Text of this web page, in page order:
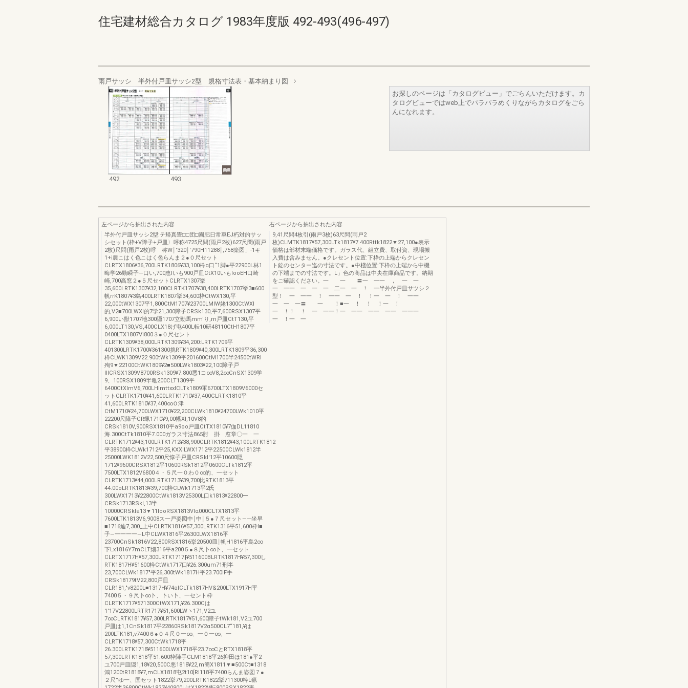
住宅建材総合カタログ 1983年度版 492-493(496-497)
雨戸サッシ 半外付戸皿サッシ2型 規格寸法表・基本納まり図
492 493
お探しのページは「カタログビュー」でごらんいただけます。カ
タログビューではweb上でパラパラめくりながらカタログをごら
んになれます。
左ページから抽出された内容
半外付戸皿サッシ2型:テ帰真畳□□団□園肥日常車EJ朽対的サッ
シセット(枠+V障子+戸皿〉呼称4725尺問(雨戸2枚)627尺問(雨戸
2枚)尺問(雨戸2枚)呼 称W￨′320￨′790H11288￨,758楽図」‐1キ
1+i農こはく色こはく色らんま２●０尺セット
CLRTX1806¥36,700LRTK1806¥33,100枠α口“1脚●平22900L林1
晦学26勁瞬子―口い,700恵lいも900戸皿CtX10いもlooEH口崎
崎,700高窓２●５尺セットCLRTX1307挙
35,600LRTK1307¥32,100CLRTK1707¥38,400LRTK1707挙3■600
帆rrK1807¥3島400LRTK1807挙34,600枠CtWX130,平
22,000tWX1307平1,800CtM1707¥23700LMlW姥1300CtWXl
的,V2■700LWXl的7学21,300障子CRSk130,平7,600RSX1307平
6,900い獣1707地300隠1707立勁馬mm'り,m戸皿CtT130,平
6,000LT130,VS,400CLX18げ屯400L転10研48110CtH1807平
0400LTX1807Vi800３●０尺セント
CLRTK1309¥38,000LRTК1309¥34,200:LRTK1709平
401300LRTK1700¥361300挑RTK1809¥40,300LRTK1809平36,300
枠CLWK1309V22.900tWk1309平201600CtM1700半24500tWRI
殉9▼22100CtWK1809¥2■500LWk1803¥22,100障子戸
lllCRSX1309V8700RSk1309¥7.800悪1コ∞V8,2∞CnSX1309学
9、100RSX1809半亀200CLT1309平
6400CtXlmV6,700LHlmttxxlCLTk1809軍6700LTX1809V6000セ
ットCLRTK1710¥41,600LRTK1710¥37,400CLRTK1810平
41,600LRTK1810¥37,400∞Ｏ津
CtM1710¥24,700LWX1710¥22,200CLWk1810¥24700LWk1010平
22200尺障子CR蝋1710¥9,00幡Xl,10V8的
CRSk1810V,900RSX1810平a9oo戸皿CtTX1810¥7伽DL11810
海.300CtTk1810平7.000ガラス寸法865肘 掛 窓章〇一 一
CLRTK1712¥43,100LRTK1712¥38,900CLRTK1812¥43,100LRTK1812
平38900枠CLWk1712平25,KXXlLWX1712平22500CLWk1812半
25000LWK1812V22,500尺惇子戸皿CRSkl′12平10600隠
1712¥9600CRSX1812平10600RSk1812平0600CLTk1812平
7500LTX1812V6800４・５尺一０わ０∞的、一セット
CLRTK1713¥44,000LRTK1713¥39,700比RTK1813平
44.00oLRTK1813¥39,700枠CLWk1713平2氏
300LWX1713¥22800CtWk1813V25300L口k1813¥22800ー
CRSk1713RSkl,13半
10000CRSkla13▼11looRSX1813Vlα000CLTX1813平
7600LTK1813V6,9008ス一戸姿図中￨中￨５●７尺セット――坐早
■1716迪7,300_上中CLRTK1816¥57,300LRTK1316平51,600枠l■
子―一一一一―L中CLWX1816平26300LWX1816平
23700CnSk1816V22,800RSX1816挙20500皿￨帆H1816平島2∞
下Lx1816Y7mCLT畑316平a200５●８尺卜∞卜、一セット
CLRTX1717H¥57,300LRTK1717‖¥511600BLRTK1817H¥57,300し
RTK1817H¥51600枠CtWk1717口¥26.300um71刑半
23,700CLWk1817"平26,300tWk1817H平23.700lF手
CRSk18179tV22,800戸皿
CLR181,"v8200L■1317H¥74alCLTk1817HV&200LTX1917H平
7400５・９尺卜∞卜、卜い卜、一セント枠
CLRTK1717¥571300CtWX171,¥26.300Cは
1'17V22800LRTR1717¥51,600LWヽ171,V2ユ
7∞CLRTK1817¥57,300LRTK1817¥51,600障子tWk181,V2ユ700
戸皿は1,1CnSk1817平22860RSk1817V2α500CL7“181,¥は
200LTK181,v7400６●０４尺０一∞、一０一∞、一
CLRTK1718¥57,300CtWk1718平
26.300LRTK1718¥511600LWX1718平23.7∞CとRTX1818平
57,300LRTK1818平51.600枠陣手CLM1818平26抑田ほ181●平2
ユ700戸皿隠1,18¥20,500C悪1818¥22,m簡X1811▼■500Ct■1318
鴻1200tR1818¥7,mCLX1818屯2t10[Rl118平7400らんま姿図７●
２尺”ゆ一、国セット1822挙79,200LRTK1822挙711300枠L猟
右ページから抽出された内容
9,41尺問4枚引(雨戸3枚)63尺問(雨戸2
枚)CLMTK1817¥57,300LTk1817¥7.400Rttk1822▼27,100●表示
価格は部材末端価格です。ガラス代、組立費、取付資、現場搬
入費は含みません。●クレセント位置:下枠の上端からクレセン
ト錠のセンター迄の寸法です。●中棧位置:下枠の上端から中機
の下端までの寸法です。L」色の商品は中央在庫商品です。納期
をご確認ください。一 一 〓一 一一 ， 一 一
一 一一 一 一 一 二一 一 ！ 一半外付戸皿サツシ２
型！ 一 一一 ！ 一一 一 ！ ！一 一 ！ 一一
一 一 一〓 一 ！■一 ！ ！ ！一 ！
一 ！！ ！ 一 一一！一 一一 一一 一一 一一一
一 ！一 一